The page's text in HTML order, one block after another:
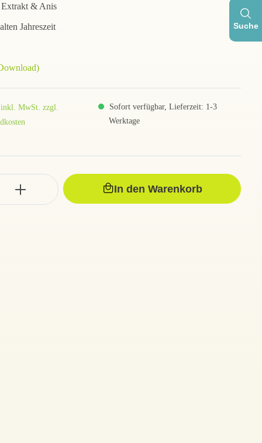
Suche
& Anis
Jahreszeit
inkl. MwSt. zzgl.
Sofort verfügbar, Lieferzeit: 1-3
Werktage
In den Warenkorb